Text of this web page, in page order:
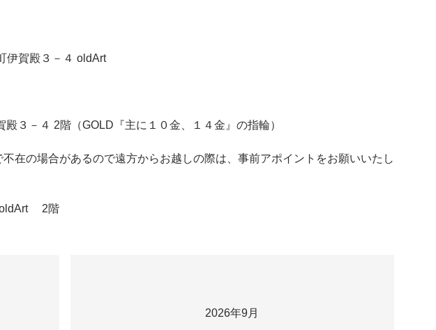
賀殿３－４ oldArt
３－４ 2階（GOLD『主に１０金、１４金』の指輪）
の場合があるので遠方からお越しの際は、事前アポイントをお願いいたし
oldArt 2階
2026年9月